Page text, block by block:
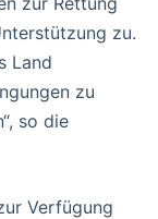
zu.
Land
zu
so die
Verfügung